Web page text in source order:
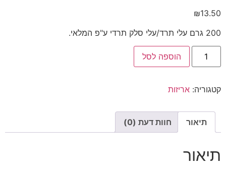
₪13.50
200 גרם עלי תרד/עלי סלק תרדי ע"פ המלאי.
הוספה לסל
קטגוריה: אריזות
תיאור חוות דעת (0)
תיאור